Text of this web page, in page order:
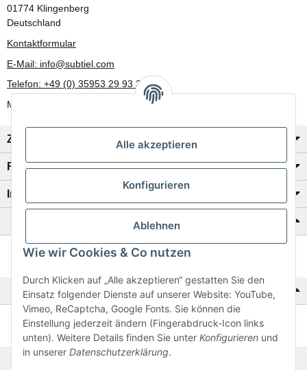
Alle akzeptieren
Konfigurieren
Ablehnen
Wie wir Cookies & Co nutzen
Durch Klicken auf „Alle akzeptieren“ gestatten Sie den
Einsatz folgender Dienste auf unserer Website: YouTube,
Vimeo, ReCaptcha, Google Fonts. Sie können die
Einstellung jederzeit ändern (Fingerabdruck-Icon links
unten). Weitere Details finden Sie unter Konfigurieren und
in unserer Datenschutzerklärung.
01774 Klingenberg
Deutschland
Kontaktformular
E-Mail: info@subtiel.com
Telefon: +49 (0) 35953 29 93 30
Mo-Fr: 8:00 Uhr - 17:00 Uhr
Zahlung/Versand
Rechtliches
Informationen
Katalog zur Hand?
Zur Schnellbestellung
Noch kein Katalog?
Preisliste anschauen
© 2026 subtiel-shop.de